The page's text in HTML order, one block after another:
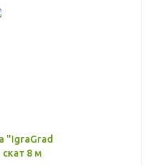
"IgraGrad
скат 8 м